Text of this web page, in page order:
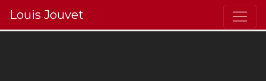
Louis Jouvet